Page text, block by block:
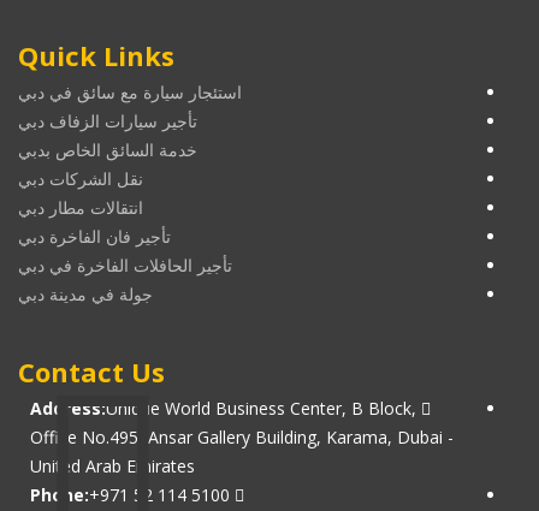
Quick Links
استئجار سيارة مع سائق في دبي
تأجير سيارات الزفاف دبي
خدمة السائق الخاص بدبي
نقل الشركات دبي
انتقالات مطار دبي
تأجير فان الفاخرة دبي
تأجير الحافلات الفاخرة في دبي
جولة في مدينة دبي
Contact Us
Address:Unique World Business Center, B Block,
Office No.495, Ansar Gallery Building, Karama, Dubai -
United Arab Emirates
Phone:+971 52 114 5100